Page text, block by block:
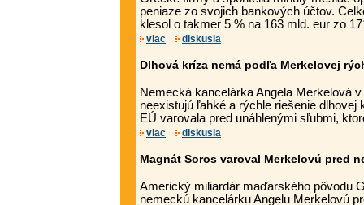
peniaze zo svojich bankových účtov.
klesol o takmer 5 % na 163 mld. eur zo
viac diskusia
Dlhová kríza nemá podľa Merkelovej
Nemecká kancelárka Angela Merkelová
neexistujú ľahké a rýchle riešenie dlhovej
EÚ varovala pred unáhlenými sľubmi,
viac diskusia
Magnát Soros varoval Merkelovú pred
Americký miliardár maďarského pôvodu
nemeckú kancelárku Angelu Merkelovú